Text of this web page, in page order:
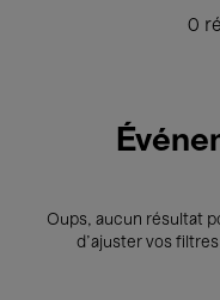
0
Oups, aucun résultat
d’ajuster vos